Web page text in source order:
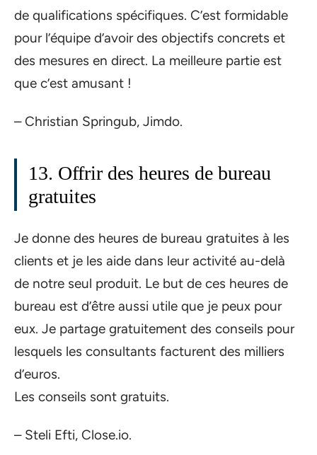
de qualifications spécifiques. C’est formidable
pour l’équipe d’avoir des objectifs concrets et
des mesures en direct. La meilleure partie est
que c’est amusant !
– Christian Springub, Jimdo.
13. Offrir des heures de bureau
gratuites
Je donne des heures de bureau gratuites à les
clients et je les aide dans leur activité au-delà
de notre seul produit. Le but de ces heures de
bureau est d’être aussi utile que je peux pour
eux. Je partage gratuitement des conseils pour
lesquels les consultants facturent des milliers
d’euros.
Les conseils sont gratuits.
– Steli Efti, Close.io.